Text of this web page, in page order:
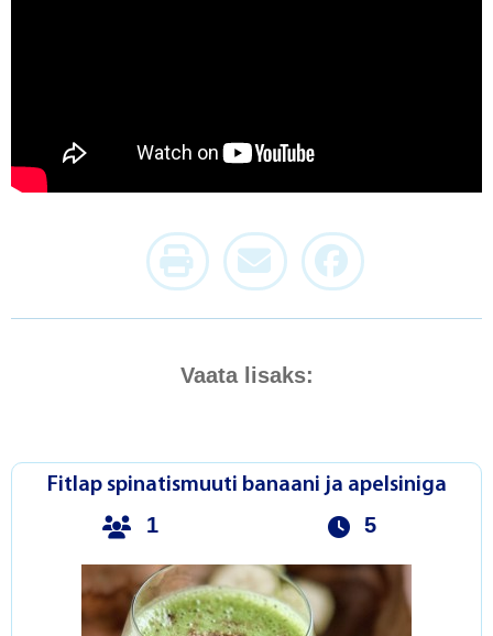
Vaata lisaks:
Fitlap spinatismuuti banaani ja apelsiniga
1 5